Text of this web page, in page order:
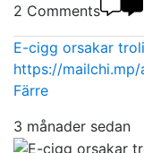
2 Comments
E-cigg orsakar
https://
Färre
3 månader sedan